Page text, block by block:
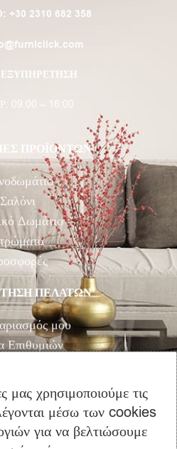
+30 2310 682 358
09:00 – 16:00
ΠΡΟΪΟΝΤΩΝ
Σαλόνι
Δωμάτιο
ΠΕΛΑΤΩΝ
μου
Επιθυμιών
Αγορών
μας χρησιμοποιούμε τις
μέσω των cookies
για να βελτιώσουμε